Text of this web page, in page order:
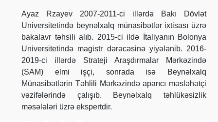
Ayaz Rzayev 2007-2011-ci illərdə Bakı Dövlət
Universitetində beynəlxalq münasibətlər ixtisası üzrə
bakalavr təhsili alıb. 2015-ci ildə İtaliyanın Bolonya
Universitetində magistr dərəcəsinə yiyələnib. 2016-
2019-ci illərdə Strateji Araşdırmalar Mərkəzində
(SAM) elmi işçi, sonrada isə Beynəlxalq
Münasibətlərin Təhlili Mərkəzində aparıcı məsləhətçi
vəzifələrində çalışıb. Beynəlxalq təhlükəsizlik
məsələləri üzrə ekspertdir.